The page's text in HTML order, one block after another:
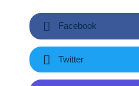
Facebook
Twitter